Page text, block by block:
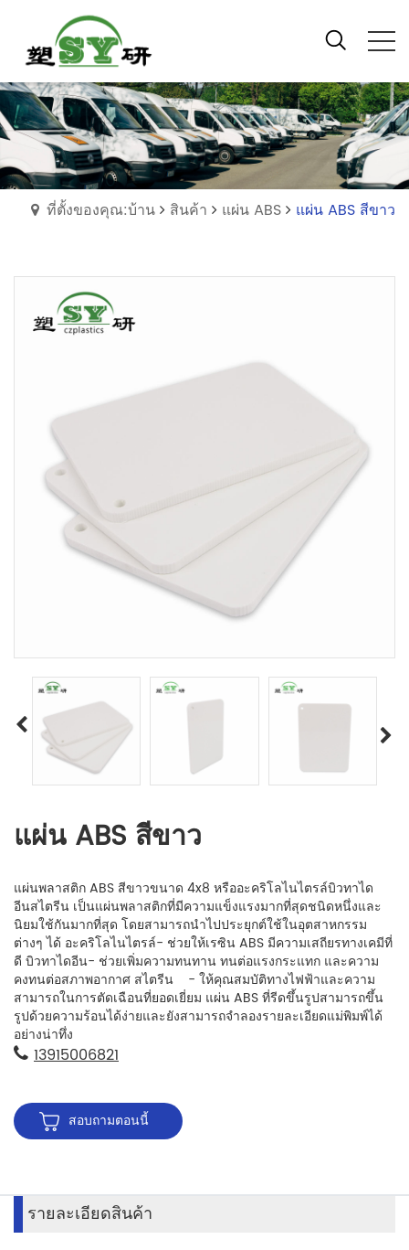
ที่ตั้งของคุณ:บ้าน สินค้า แผ่น ABS แผ่น ABS สีขาว
แผ่น ABS สีขาว
แผ่นพลาสติก ABS สีขาวขนาด 4x8 หรืออะคริโลไนไตรล์บิวทาได
อีนสไตรีน เป็นแผ่นพลาสติกที่มีความแข็งแรงมากที่สุดชนิดหนึ่งและ
นิยมใช้กันมากที่สุด โดยสามารถนำไปประยุกต์ใช้ในอุตสาหกรรม
ต่างๆ ได้ อะคริโลไนไตรล์- ช่วยให้เรซิน ABS มีความเสถียรทางเคมีที่
ดี บิวทาไดอีน- ช่วยเพิ่มความทนทาน ทนต่อแรงกระแทก และความ
คงทนต่อสภาพอากาศ สไตรีน - ให้คุณสมบัติทางไฟฟ้าและความ
สามารถในการตัดเฉือนที่ยอดเยี่ยม แผ่น ABS ที่รีดขึ้นรูปสามารถขึ้น
รูปด้วยความร้อนได้ง่ายและยังสามารถจำลองรายละเอียดแม่พิมพ์ได้
อย่างน่าทึ่ง
13915006821
สอบถามตอนนี้
รายละเอียดสินค้า